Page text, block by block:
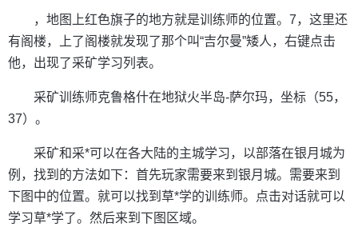
，地图上红色旗子的地方就是训练师的位置。7，这里还
有阁楼，上了阁楼就发现了那个叫“吉尔曼”矮人，右键点击
他，出现了采矿学习列表。
采矿训练师克鲁格什在地狱火半岛-萨尔玛，坐标（55，
37）。
采矿和采*可以在各大陆的主城学习，以部落在银月城为
例，找到的方法如下：首先玩家需要来到银月城。需要来到
下图中的位置。就可以找到草*学的训练师。点击对话就可以
学习草*学了。然后来到下图区域。